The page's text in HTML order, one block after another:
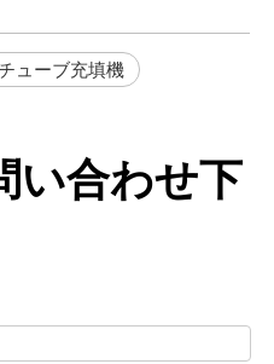
ューブ充填機
い合わせ下